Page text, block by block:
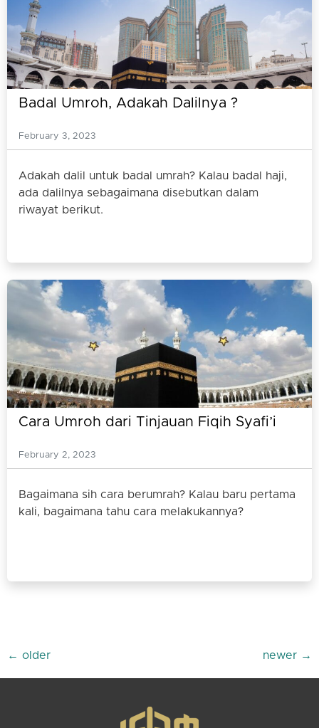
Badal Umroh, Adakah Dalilnya ?
February 3, 2023
Adakah dalil untuk badal umrah? Kalau badal haji,
ada dalilnya sebagaimana disebutkan dalam
riwayat berikut.
Cara Umroh dari Tinjauan Fiqih Syafi’i
February 2, 2023
Bagaimana sih cara berumrah? Kalau baru pertama
kali, bagaimana tahu cara melakukannya?
← older newer →